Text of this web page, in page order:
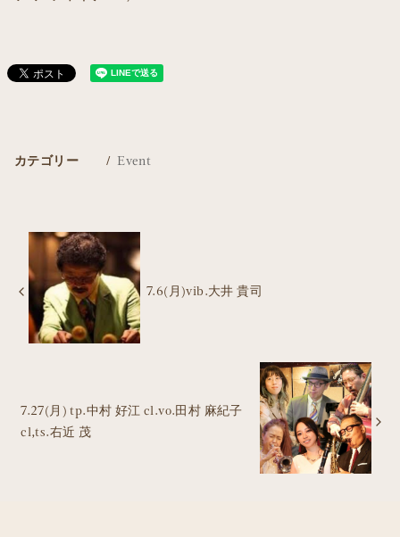
カテゴリー Event
7.6(月)vib.大井 貴司
7.27(月) tp.中村 好江 cl.vo.田村 麻紀子
cl,ts.右近 茂